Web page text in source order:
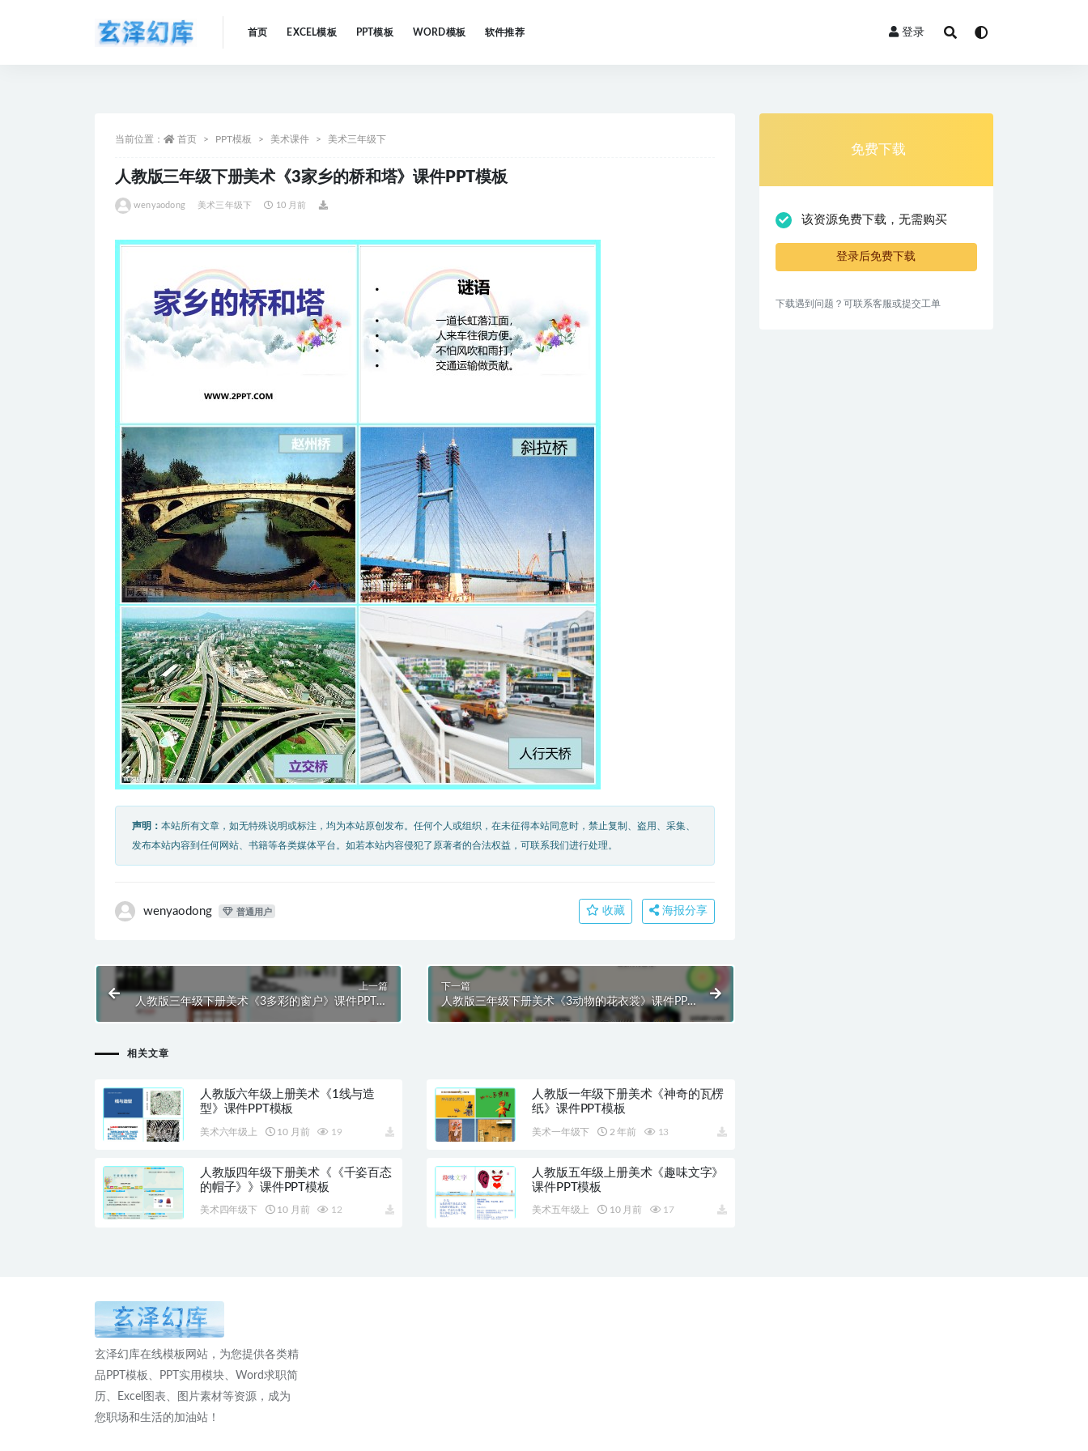
首页 EXCEL模板 PPT模板 WORD模板 软件推荐 登录
当前位置： 首页 PPT模板 美术课件 美术三年级下
人教版三年级下册美术《3家乡的桥和塔》课件PPT模板
wenyaodong 美术三年级下 10 月前
声明： 本站所有文章，如无特殊说明或标注，均为本站原创发布。任何个人或组织，在未征得本站同意时，禁止复制、盗用、采集、
发布本站内容到任何网站、书籍等各类媒体平台。如若本站内容侵犯了原著者的合法权益，可联系我们进行处理。
wenyaodong 普通用户 收藏 海报分享
上一篇
人教版三年级下册美术《3多彩的窗户》课件PPT模
下一篇
人教版三年级下册美术《3动物的花衣裳》课件PPT
模板
相关文章
人教版六年级上册美术《1线与造
型》课件PPT模板
美术六年级上 10 月前 19
人教版一年级下册美术《神奇的瓦楞
纸》课件PPT模板
美术一年级下 2 年前 13
人教版四年级下册美术《《千姿百态
的帽子》》课件PPT模板
美术四年级下 10 月前 12
人教版五年级上册美术《趣味文字》
课件PPT模板
美术五年级上 10 月前 17
免费下载
该资源免费下载，无需购买
登录后免费下载
下载遇到问题？可联系客服或提交工单
玄泽幻库在线模板网站，为您提供各类精
品PPT模板、PPT实用模块、Word求职简
历、Excel图表、图片素材等资源，成为
您职场和生活的加油站！